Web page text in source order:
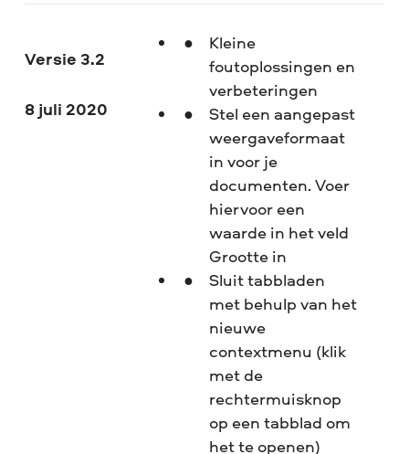
Versie 3.2
8 juli 2020
Kleine
foutoplossingen en
verbeteringen
Stel een aangepast
weergaveformaat
in voor je
documenten. Voer
hiervoor een
waarde in het veld
Grootte in
Sluit tabbladen
met behulp van het
nieuwe
contextmenu (klik
met de
rechtermuisknop
op een tabblad om
het te openen)